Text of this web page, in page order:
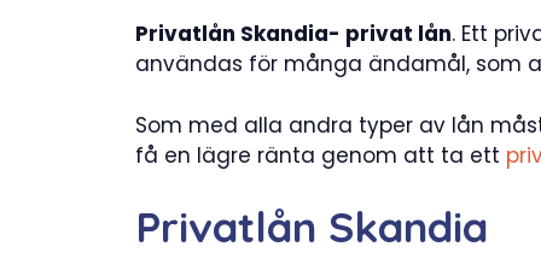
Privatlån Skandia- privat lån. Ett
användas för många ändamål, som
Som med alla andra typer av lån
få en lägre ränta genom att ta ett
Privatlån Skandia